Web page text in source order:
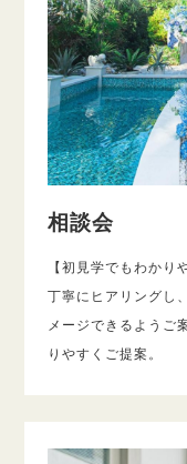
相談会
【初見学でもわかり
丁寧にヒアリングし
メージできるようご
りやすくご提案。